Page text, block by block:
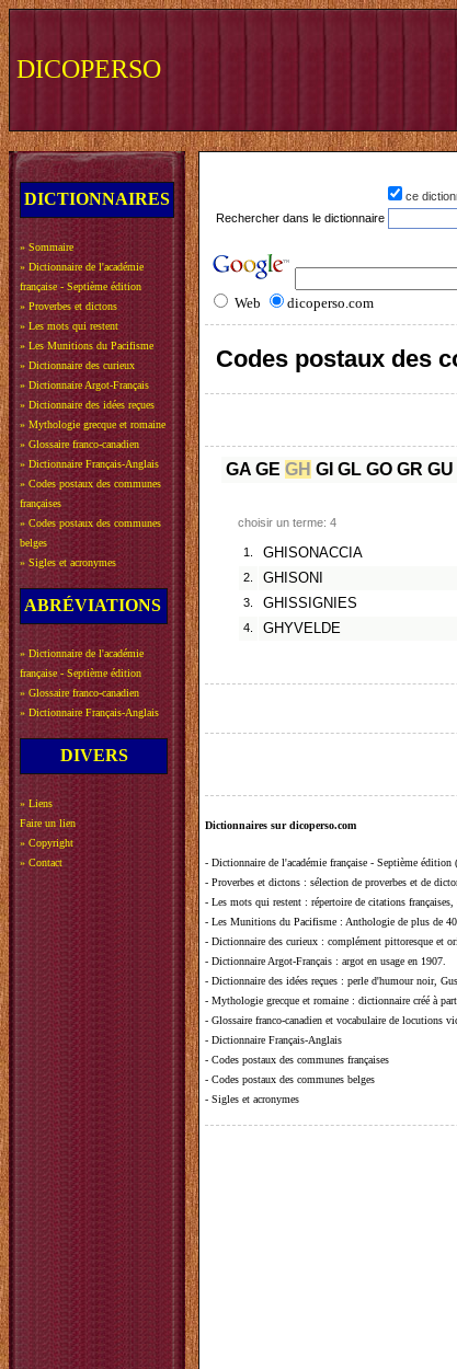
DICOPERSO
DICTIONNAIRES
» Sommaire
» Dictionnaire de l'académie
française - Septième édition
» Proverbes et dictons
» Les mots qui restent
» Les Munitions du Pacifisme
» Dictionnaire des curieux
» Dictionnaire Argot-Français
» Dictionnaire des idées reçues
» Mythologie grecque et romaine
» Glossaire franco-canadien
» Dictionnaire Français-Anglais
» Codes postaux des communes
françaises
» Codes postaux des communes
belges
» Sigles et acronymes
ABRÉVIATIONS
» Dictionnaire de l'académie
française - Septième édition
» Glossaire franco-canadien
» Dictionnaire Français-Anglais
DIVERS
» Liens
Faire un lien
» Copyright
» Contact
ce
Rechercher dans le dictionnaire
Web dicoperso.com
Codes postaux des
GA GE GH GI GL GO GR GU
choisir un terme: 4
1. GHISONACCIA
2.
GHISONI
3.
GHISSIGNIES
4.
GHYVELDE
Dictionnaires sur dicoperso.com
- Dictionnaire de l'académie française - Septième édition
- Proverbes et dictons : sélection de proverbes et de
- Les mots qui restent : répertoire de citations
- Les Munitions du Pacifisme : Anthologie de plus de
- Dictionnaire des curieux : complément pittoresque et
- Dictionnaire Argot-Français : argot en usage en 1907.
- Dictionnaire des idées reçues : perle d'humour noir,
- Mythologie grecque et romaine : dictionnaire créé à
- Glossaire franco-canadien et vocabulaire de locutions
- Dictionnaire Français-Anglais
- Codes postaux des communes françaises
- Codes postaux des communes belges
- Sigles et acronymes